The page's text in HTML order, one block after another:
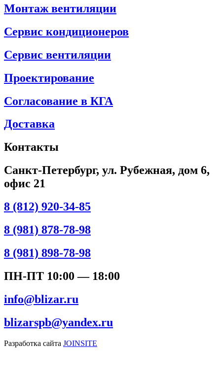
Монтаж вентиляции
Сервис кондиционеров
Сервис вентиляции
Проектирование
Согласование в КГА
Доставка
Контакты
Санкт-Петербург, ул. Рубежная, дом 6,
офис 21
8 (812) 920-34-85
8 (981) 878-78-98
8 (981) 898-78-98
ПН-ПТ 10:00 — 18:00
info@blizar.ru
blizarspb@yandex.ru
Разработка сайта JOINSITE